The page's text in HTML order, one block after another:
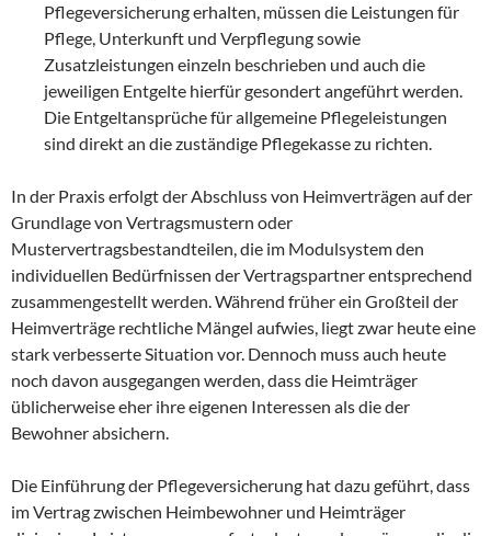
Pflegeversicherung erhalten, müssen die Leistungen für
Pflege, Unterkunft und Verpflegung sowie
Zusatzleistungen einzeln beschrieben und auch die
jeweiligen Entgelte hierfür gesondert angeführt werden.
Die Entgeltansprüche für allgemeine Pflegeleistungen
sind direkt an die zuständige Pflegekasse zu richten.
In der Praxis erfolgt der Abschluss von Heimverträgen auf der
Grundlage von Vertragsmustern oder
Mustervertragsbestandteilen, die im Modulsystem den
individuellen Bedürfnissen der Vertragspartner entsprechend
zusammengestellt werden. Während früher ein Großteil der
Heimverträge rechtliche Mängel aufwies, liegt zwar heute eine
stark verbesserte Situation vor. Dennoch muss auch heute
noch davon ausgegangen werden, dass die Heimträger
üblicherweise eher ihre eigenen Interessen als die der
Bewohner absichern.
Die Einführung der Pflegeversicherung hat dazu geführt, dass
im Vertrag zwischen Heimbewohner und Heimträger